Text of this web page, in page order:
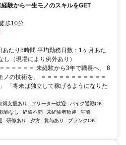
験から一生モノのスキルをGET
歩10分
たり8時間 平均勤務日数：1ヶ月あた
（現場により例外あり）
＝＝＝＝＝ 未経験から3年で職長へ。 8
の技術を。 ＝＝＝＝＝＝＝＝＝＝＝
「将来は独立して稼げるようになりた
得支援あり フリーター歓迎
バイク通勤OK
勤なし 経験不問 未経験者歓迎
午前
研修あり 夕方 賞与あり
ブランクOK